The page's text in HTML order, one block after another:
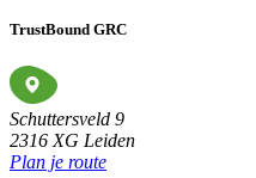
TrustBound GRC
Schuttersveld 9
2316 XG Leiden
Plan je route